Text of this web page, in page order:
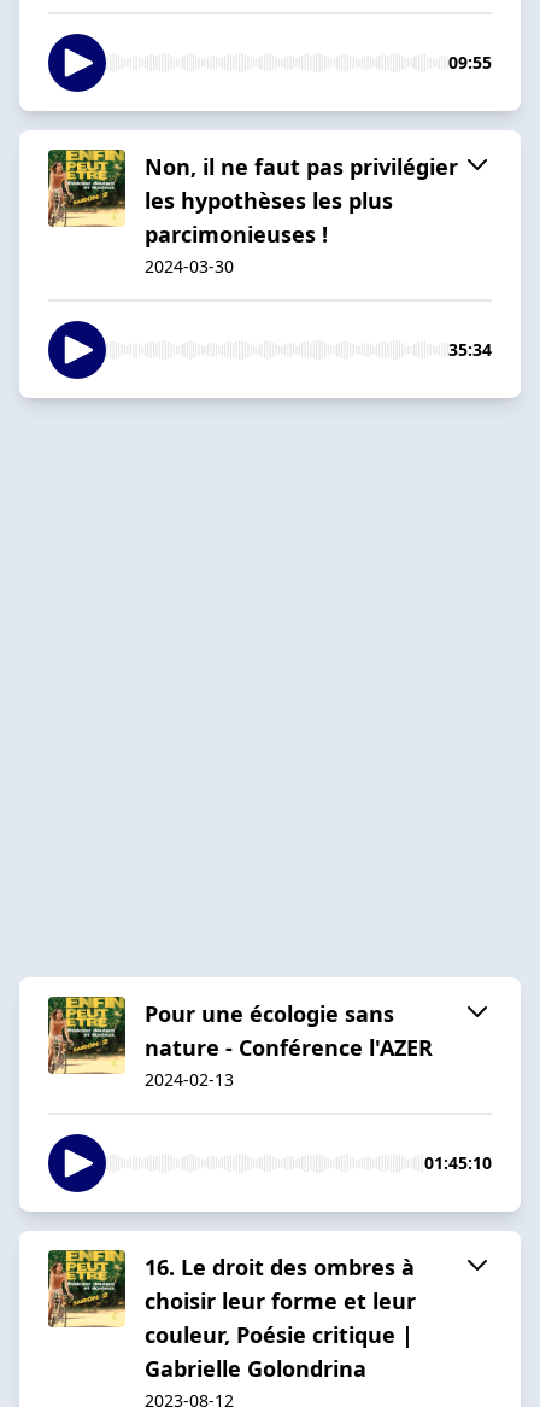
09:55
Non, il ne faut pas privilégier
les hypothèses les plus
parcimonieuses !
2024-03-30
35:34
Pour une écologie sans
nature - Conférence l'AZER
2024-02-13
01:45:10
16. Le droit des ombres à
choisir leur forme et leur
couleur, Poésie critique |
Gabrielle Golondrina
2023-08-12